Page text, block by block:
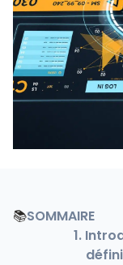
📚SOMMAIRE
1.